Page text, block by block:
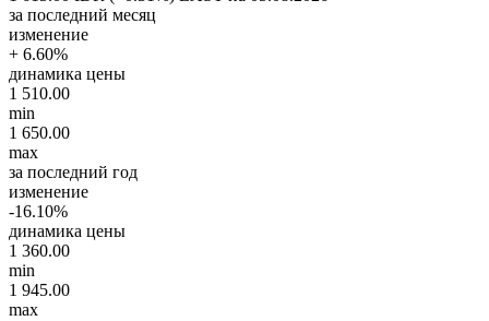
за последний месяц
изменение
+ 6.60%
динамика цены
1 510.00
min
1 650.00
max
за последний год
изменение
-16.10%
динамика цены
1 360.00
min
1 945.00
max